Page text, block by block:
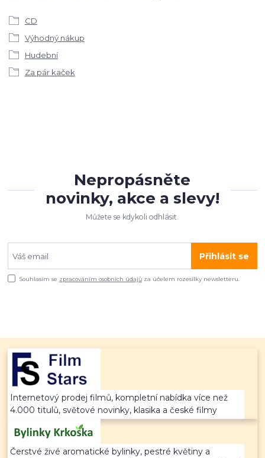
CD
Výhodný nákup
Hudební
Za pár kaček
Nepropásněte
novinky, akce a slevy!
Můžete se kdykoli odhlásit.
Přihlásit se
Souhlasím se zpracováním osobních údajů za účelem rozesílky newsletteru.
Internetový prodej filmů, kompletní nabídka více než
4.000 titulů, světové novinky, klasika a české filmy
Čerstvé živé aromatické bylinky, pestré květiny a